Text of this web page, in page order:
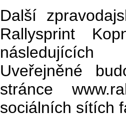
Další
Rallysprint
Uveřejněné
stránce
sociálních sítích